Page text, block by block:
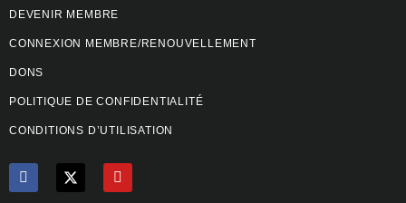
DEVENIR MEMBRE
CONNEXION MEMBRE/RENOUVELLEMENT
DONS
POLITIQUE DE CONFIDENTIALITÉ
CONDITIONS D’UTILISATION
F
a
Y
o